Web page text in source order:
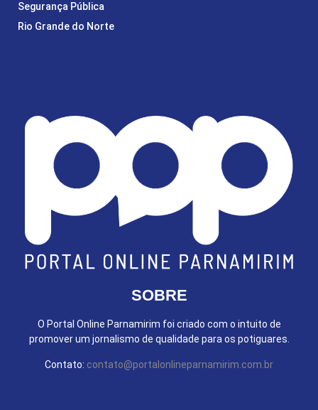
Segurança Pública
Rio Grande do Norte
SOBRE
O Portal Online Parnamirim foi criado com o intuito de
promover um jornalismo de qualidade para os potiguares.
Contato: contato@portalonlineparnamirim.com.br